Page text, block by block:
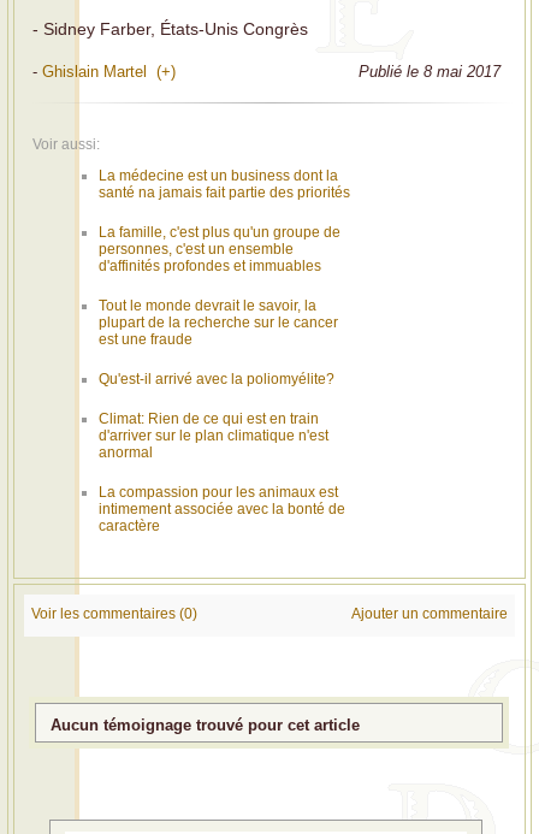
- Sidney Farber, États-Unis Congrès
- Ghislain Martel (+) Publié le 8 mai 2017
Voir aussi:
La médecine est un business dont la
santé na jamais fait partie des priorités
La famille, c'est plus qu'un groupe de
personnes, c'est un ensemble
d'affinités profondes et immuables
Tout le monde devrait le savoir, la
plupart de la recherche sur le cancer
est une fraude
Qu'est-il arrivé avec la poliomyélite?
Climat: Rien de ce qui est en train
d'arriver sur le plan climatique n'est
anormal
La compassion pour les animaux est
intimement associée avec la bonté de
caractère
Voir les commentaires (0) Ajouter un commentaire
Aucun témoignage trouvé pour cet article